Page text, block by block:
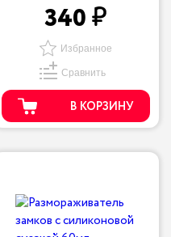
340
Избранное
Сравнить
В КОРЗИНУ